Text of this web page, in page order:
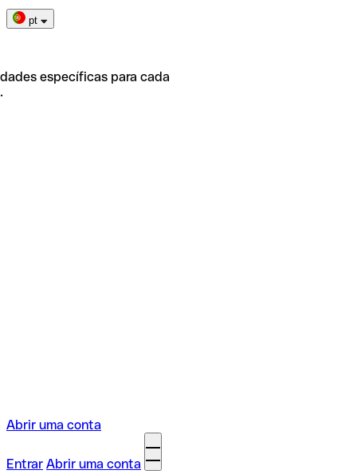
pt
específicas para cada
Abrir uma conta
Entrar Abrir uma conta